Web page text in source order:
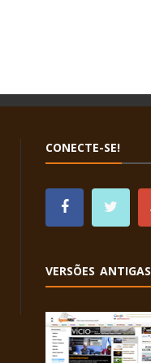
CONECTE-SE!
VERSÕES ANTIGAS